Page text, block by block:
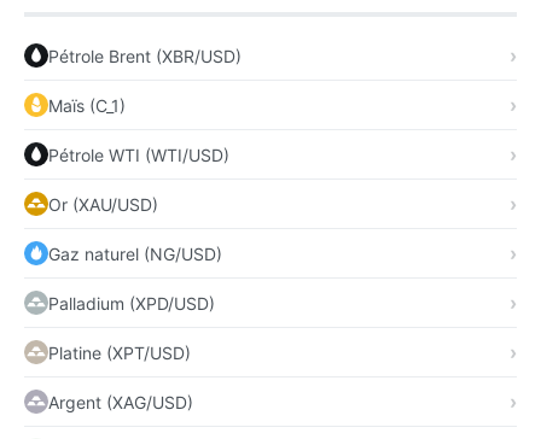
Pétrole Brent (XBR/USD)
Maïs (C_1)
Pétrole WTI (WTI/USD)
Or (XAU/USD)
Gaz naturel (NG/USD)
Palladium (XPD/USD)
Platine (XPT/USD)
Argent (XAG/USD)